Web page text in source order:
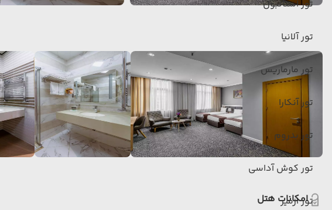
تور استانبول
تور آلانیا
تور مارماریس
تور آنکارا
تور بدروم
تور کوش آداسی
تور ازمیر
امکانات هتل